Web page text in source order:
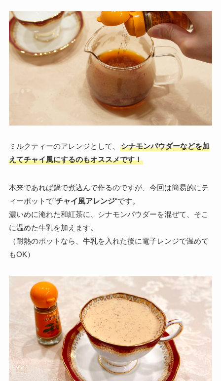
ミルクティーのアレンジとして、
シナモンパウダーなどを加
えてチャイ風にするのもオススメです！
本来であれば鍋で煮込んで作るのですが、今回は簡易的にテ
ィーポットで”チャイ風アレンジ“です。
濃いめに淹れた和紅茶に、シナモンパウダーを混ぜて、そこ
に温めた牛乳を加えます。
（耐熱のポットなら、牛乳を入れた後に電子レンジで温めて
もOK）